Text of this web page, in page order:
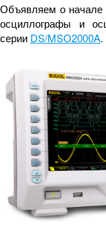
Объявляем о
осциллографы и
серии DS/MSO2000A.